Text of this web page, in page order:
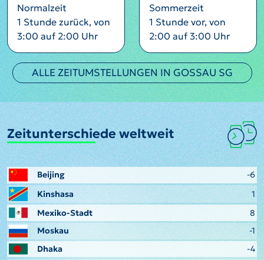
Normalzeit
1 Stunde zurück, von
3:00 auf 2:00 Uhr
Sommerzeit
1 Stunde vor, von
2:00 auf 3:00 Uhr
ALLE ZEITUMSTELLUNGEN IN GOSSAU SG
Zeitunterschiede weltweit
Beijing
-6
Kinshasa
1
Mexiko-Stadt
8
Moskau
-1
Dhaka
-4